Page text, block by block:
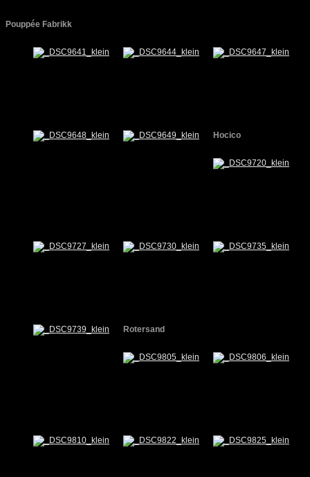
Pouppée Fabrikk
Hocico
Rotersand